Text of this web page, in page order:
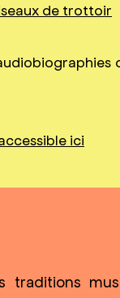
de trottoir
ici
traditions